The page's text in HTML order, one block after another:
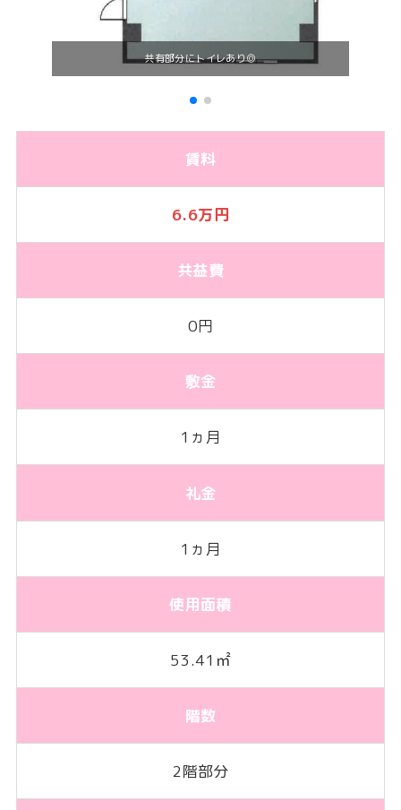
共有部分にトイレあり◎
賃料
6.6万円
共益費
0円
敷金
1ヵ月
礼金
1ヵ月
使用面積
53.41㎡
階数
2階部分